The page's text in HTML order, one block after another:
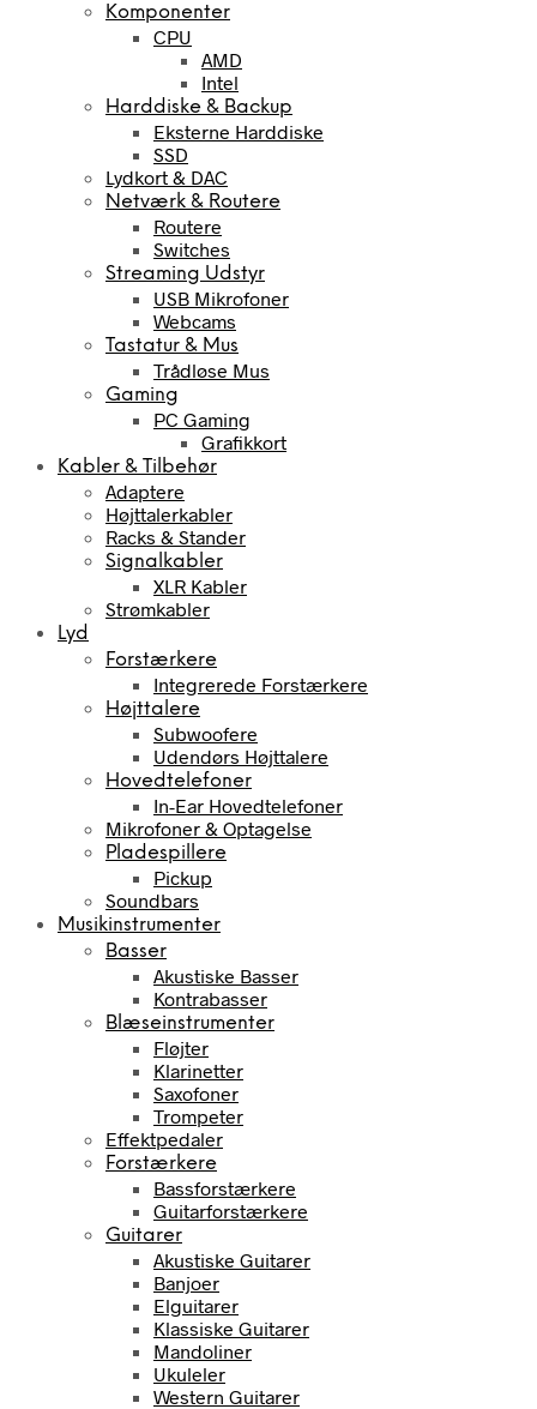
Komponenter
CPU
AMD
Intel
Harddiske & Backup
Eksterne Harddiske
SSD
Lydkort & DAC
Netværk & Routere
Routere
Switches
Streaming Udstyr
USB Mikrofoner
Webcams
Tastatur & Mus
Trådløse Mus
Gaming
PC Gaming
Grafikkort
Kabler & Tilbehør
Adaptere
Højttalerkabler
Racks & Stander
Signalkabler
XLR Kabler
Strømkabler
Lyd
Forstærkere
Integrerede Forstærkere
Højttalere
Subwoofere
Udendørs Højttalere
Hovedtelefoner
In-Ear Hovedtelefoner
Mikrofoner & Optagelse
Pladespillere
Pickup
Soundbars
Musikinstrumenter
Basser
Akustiske Basser
Kontrabasser
Blæseinstrumenter
Fløjter
Klarinetter
Saxofoner
Trompeter
Effektpedaler
Forstærkere
Bassforstærkere
Guitarforstærkere
Guitarer
Akustiske Guitarer
Banjoer
Elguitarer
Klassiske Guitarer
Mandoliner
Ukuleler
Western Guitarer